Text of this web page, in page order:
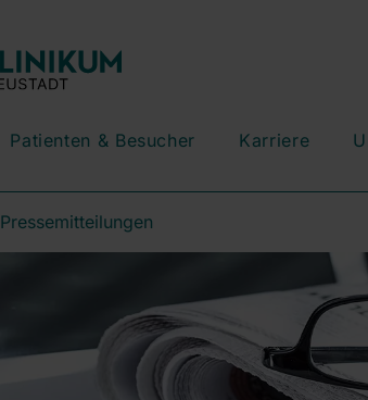
Patienten & Besucher Karriere
Pressemitteilungen